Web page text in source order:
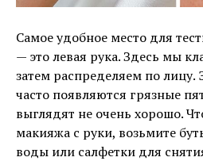
Самое удобное место для
— это левая рука. Здесь мы
затем распределяем по лицу.
часто появляются грязные
выглядят не очень хорошо.
макияжа с руки, возьмите
воды или салфетки для